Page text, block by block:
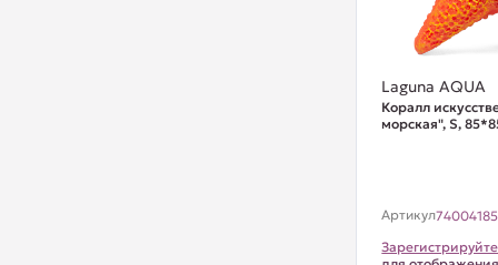
Laguna AQUA
Коралл
морская", S,
Артикул74004185